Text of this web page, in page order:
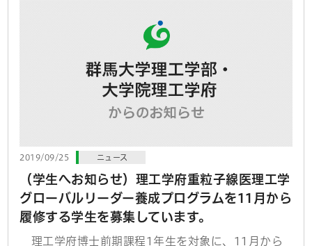
2019/09/25 ニュース
（学生へお知らせ）理工学府重粒子線医理工学
グローバルリーダー養成プログラムを11月から
履修する学生を募集しています。
理工学府博士前期課程1年生を対象に、11月から